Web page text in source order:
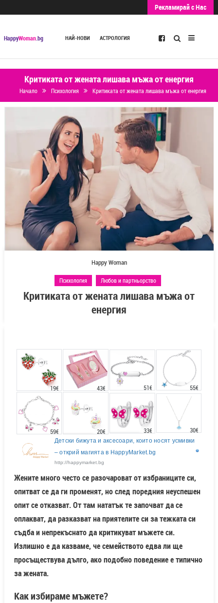
Рекламирай с Нас
HappyWoman.bg НАЙ-НОВИ АСТРОЛОГИЯ Търсене
Критиката от жената лишава мъжа от енергия
Начало Психология Критиката от жената лишава мъжа от енергия
Happy Woman
Психология Любов и партньорство
Критиката от жената лишава мъжа от
енергия
19€ 43€ 51€ 55€
59€ 20€ 33€ 30€
Детски бижута и аксесоари, които носят усмивки
– открий магията в HappyMarket.bg
http://happymarket.bg
Жените много често се разочароват от избраниците си,
опитват се да ги променят, но след поредния неуспешен
опит се отказват. От там нататък те започват да се
оплакват, да разказват на приятелите си за тежката си
съдба и непрекъснато да критикуват мъжете си.
Излишно е да казваме, че семейството едва ли ще
просъществува дълго, ако подобно поведение е типично
за жената.
Как избираме мъжете?